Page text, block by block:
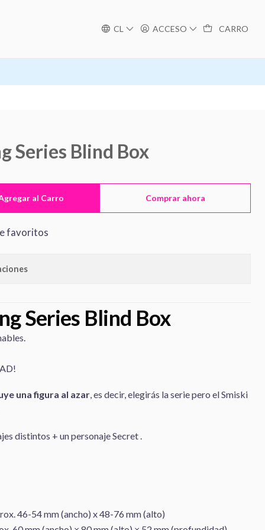
CL ACCESO CARRO
Series Blind Box
al Carro Comprar ahora
favoritos
Series Blind Box
una figura al azar, es decir, elegirás la serie pero el Smiski
distintos + un personaje Secret .
46-54 mm (ancho) x 48-76 mm (alto)